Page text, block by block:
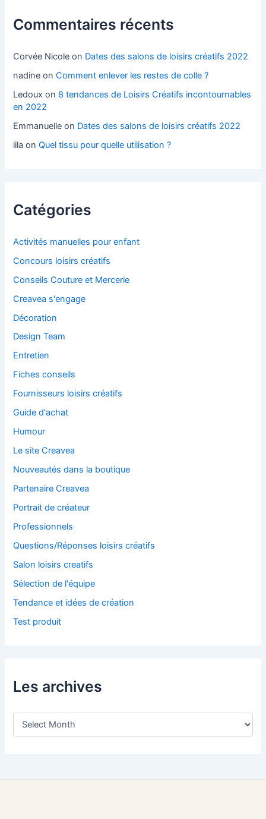
Commentaires récents
Corvée Nicole on Dates des salons de loisirs créatifs 2022
nadine onComment enlever les restes de colle ?
Ledoux on 8 tendances de Loisirs Créatifs incontournables
en 2022
Emmanuelle on Dates des salons de loisirs créatifs 2022
lila onQuel tissu pour quelle utilisation ?
Catégories
Activités manuelles pour enfant
Concours loisirs créatifs
Conseils Couture et Mercerie
Creavea s'engage
Décoration
Design Team
Entretien
Fiches conseils
Fournisseurs loisirs créatifs
Guide d'achat
Humour
Le site Creavea
Nouveautés dans la boutique
Partenaire Creavea
Portrait de créateur
Professionnels
Questions/Réponses loisirs créatifs
Salon loisirs creatifs
Sélection de l'équipe
Tendance et idées de création
Test produit
Les archives
L